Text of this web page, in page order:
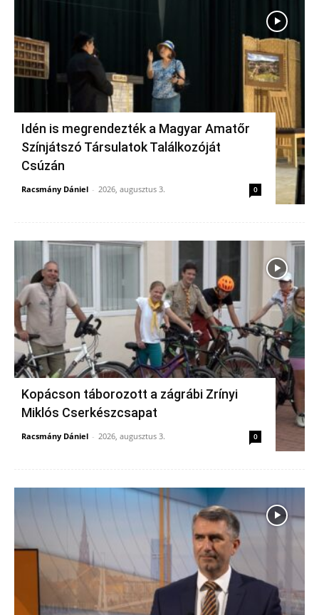
Idén is megrendezték a Magyar Amatőr
Színjátszó Társulatok Találkozóját
Csúzán
Racsmány Dániel - 2026, augusztus 3. 0
Kopácson táborozott a zágrábi Zrínyi
Miklós Cserkészcsapat
Racsmány Dániel - 2026, augusztus 3. 0